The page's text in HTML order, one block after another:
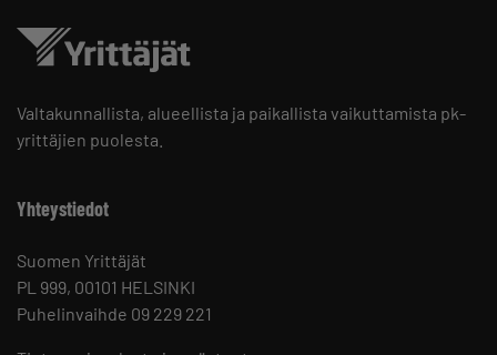
Valtakunnallista, alueellista ja paikallista vaikuttamista pk-
yrittäjien puolesta.
Yhteystiedot
Suomen Yrittäjät
PL 999, 00101 HELSINKI
Puhelinvaihde 09 229 221